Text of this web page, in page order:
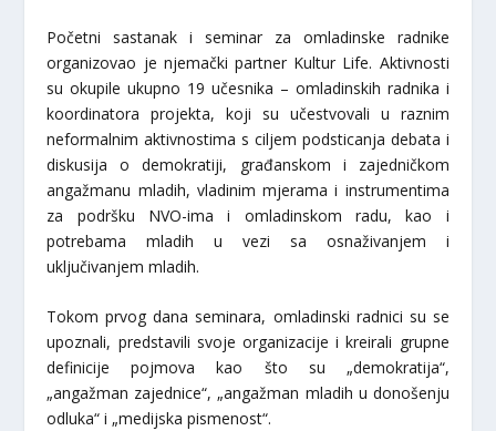
Početni sastanak i seminar za omladinske radnike
organizovao je njemački partner Kultur Life. Aktivnosti
su okupile ukupno 19 učesnika – omladinskih radnika i
koordinatora projekta, koji su učestvovali u raznim
neformalnim aktivnostima s ciljem podsticanja debata i
diskusija o demokratiji, građanskom i zajedničkom
angažmanu mladih, vladinim mjerama i instrumentima
za podršku NVO-ima i omladinskom radu, kao i
potrebama mladih u vezi sa osnaživanjem i
uključivanjem mladih.
Tokom prvog dana seminara, omladinski radnici su se
upoznali, predstavili svoje organizacije i kreirali grupne
definicije pojmova kao što su „demokratija“,
„angažman zajednice“, „angažman mladih u donošenju
odluka“ i „medijska pismenost“.